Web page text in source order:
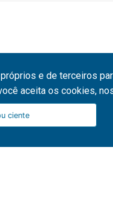
e de terceiros
aceita os cookies,
ciente